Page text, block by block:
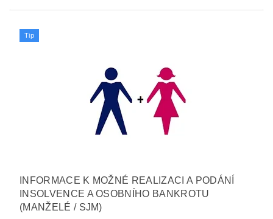
Tip
INFORMACE K MOŽNÉ REALIZACI A PODÁNÍ
INSOLVENCE A OSOBNÍHO BANKROTU
(MANŽELÉ / SJM)